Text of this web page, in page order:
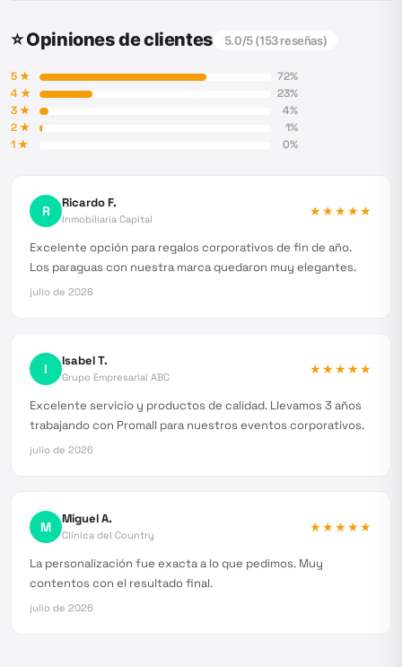
⭐ Opiniones de clientes 5.0/5 (153reseñas)
5★ 72%
4★ 23%
3★ 4%
2★ 1%
1★ 0%
R Ricardo F.
Inmobiliaria Capital
★★★★★
Excelente opción para regalos corporativos de fin de año.
Los paraguas con nuestra marca quedaron muy elegantes.
julio de 2026
I Isabel T.
Grupo Empresarial ABC
★★★★★
Excelente servicio y productos de calidad. Llevamos 3 años
trabajando con Promall para nuestros eventos corporativos.
julio de 2026
M Miguel A.
Clínica del Country
★★★★★
La personalización fue exacta a lo que pedimos. Muy
contentos con el resultado final.
julio de 2026